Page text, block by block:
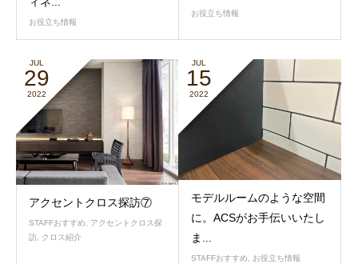
お役立ち情報
お役立ち情報
JUL
29
2022
アクセントクロス探訪⑦
STAFFおすすめ
アクセントクロス探
訪
クロス紹介
JUL
15
2022
モデルルームのような空間
に。ACSがお手伝いいたし
ま...
STAFFおすすめ お役立ち情報